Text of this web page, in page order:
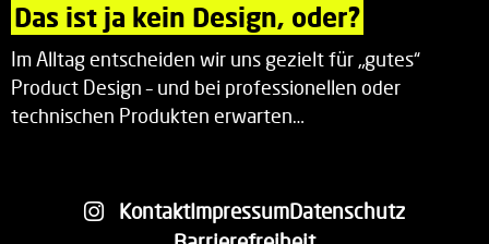
Das ist ja kein Design, oder?
Im Alltag entscheiden wir uns gezielt für „gutes“
Product Design – und bei professionellen oder
technischen Produkten erwarten…
KontaktImpressumDatenschutz